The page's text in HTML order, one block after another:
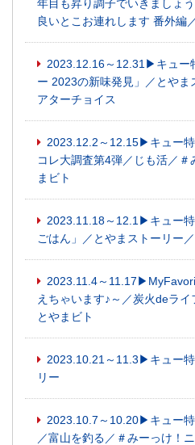
年目も昇り調子でいきましょ
良いとこお連れします 番外編
2023.12.16～12.31▶キュー
ー 2023の新味発見」／とやま
アターチョイス
2023.12.2～12.15▶キュー
コレ大調査第4弾／じも活／
まビト
2023.11.18～12.1▶キュー
ごはん」／とやまストーリー
2023.11.4～
えちゃいます♪～／炭火deラ
とやまビト
2023.10.21～11.3▶キュー
リー
2023.10.7～10.20▶キュー
／富山を釣る／＃みーっけ！